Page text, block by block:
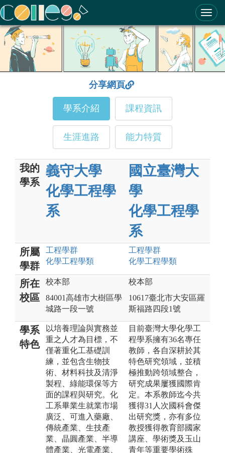
ColleGo! 大學選才與高中育才輔助系統
分享網頁
學系介紹 課程資訊
生涯進路 能力特質
我的
學系
義守大學
化學工程學
系
國立臺灣大
學
化學工程學
系
所屬
學群
工程學群
化學工程學類
工程學群
化學工程學類
所在
校區
校本部
84001高雄市大樹區學
城路一段一號
校本部
10617臺北市大安區羅
斯福路四段1號
學系
特色
以培養理論與實務並
重之人才為目標，不
僅著重化工基礎訓
練，並包含生物技
術、材料科技及清淨
製程、綠能環保等方
面的課程與研究。化
工系畢業生就業市場
廣泛、可進入藥廠、
傳統產業、生技產
業、晶圓產業、半導
體產業、光電產業、
目前臺灣大學化學工
程學系擁有36名專任
教師，各自深耕於其
特色研究領域，並積
極推動跨領域整合，
研究成果屢獲國際肯
定。本系教師迄今共
獲得31人次國科會傑
出研究獎，亦有多位
教授獲得教育部國家
講座、學術獎及玉山
青年等重要學術殊